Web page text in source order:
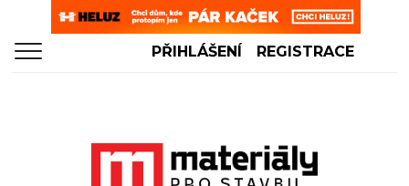
PŘIHLÁŠENÍ REGISTRACE